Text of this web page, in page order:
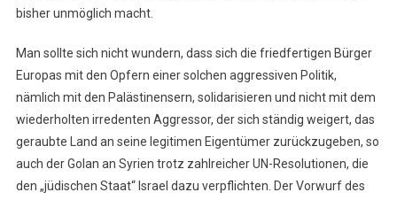
bisher unmöglich macht.
Man sollte sich nicht wundern, dass sich die friedfertigen Bürger
Europas mit den Opfern einer solchen aggressiven Politik,
nämlich mit den Palästinensern, solidarisieren und nicht mit dem
wiederholten irredenten Aggressor, der sich ständig weigert, das
geraubte Land an seine legitimen Eigentümer zurückzugeben, so
auch der Golan an Syrien trotz zahlreicher UN-Resolutionen, die
den „jüdischen Staat“ Israel dazu verpflichten. Der Vorwurf des